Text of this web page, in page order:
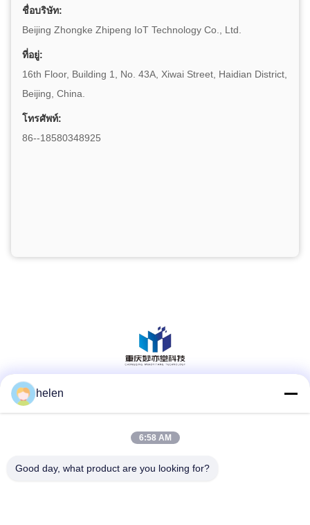
ชื่อบริษัท:
Beijing Zhongke Zhipeng IoT Technology Co., Ltd.
ที่อยู่:
16th Floor, Building 1, No. 43A, Xiwai Street, Haidian District,
Beijing, China.
โทรศัพท์:
86--18580348925
ติดต่อเร็ว
helen
6:58 AM
Good day, what product are you looking for?